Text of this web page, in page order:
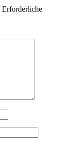
Erforderliche